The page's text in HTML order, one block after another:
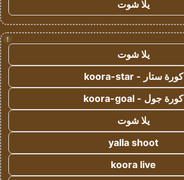
يلا شوت
!
يلا شوت
كورة ستار - koora-star
كورة جول - koora-goal
يلا شوت
yalla shoot
koora live